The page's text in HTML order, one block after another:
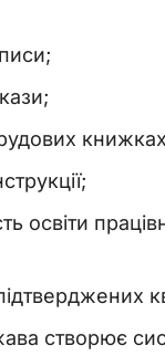
освіти
створює